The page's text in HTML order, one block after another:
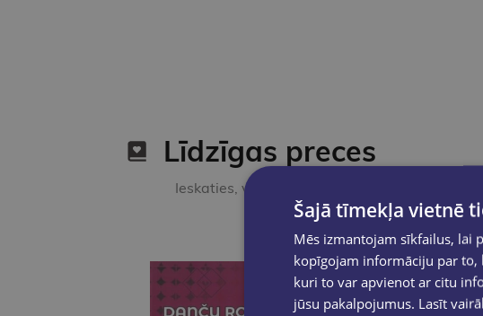
Līdzīgas preces
Ieskaties, varbūt noder
Šajā tīmekļa vietnē
Mēs izmantojam sīkfailus, lai
kopīgojam informāciju par to,
kuri to var apvienot ar citu
jūsu pakalpojumus. Lasīt